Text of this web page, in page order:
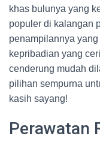
khas bulunya yang
populer di kalangan
penampilannya
kepribadian yang
cenderung mudah
pilihan sempurna
kasih sayang!
Perawatan